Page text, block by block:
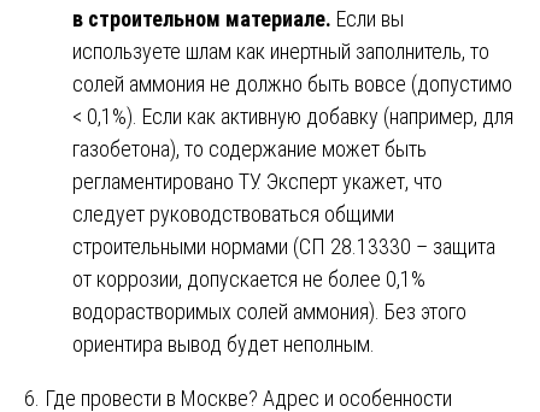
в строительном материале. Если вы
используете шлам как инертный заполнитель, то
солей аммония не должно быть вовсе (допустимо
< 0,1%). Если как активную добавку (например, для
газобетона), то содержание может быть
регламентировано ТУ. Эксперт укажет, что
следует руководствоваться общими
строительными нормами (СП 28.13330 – защита
от коррозии, допускается не более 0,1%
водорастворимых солей аммония). Без этого
ориентира вывод будет неполным.
6. Где провести в Москве? Адрес и особенности